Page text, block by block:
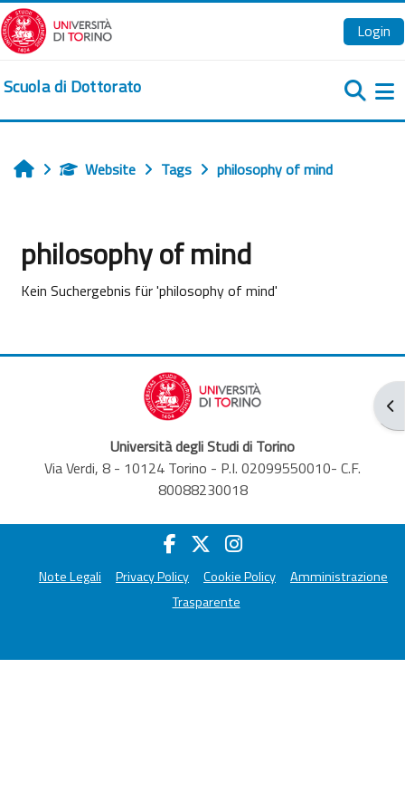
Zum Hauptinhalt
Login
Scuola di Dottorato
Startseite
Website Tags philosophy of mind
philosophy of mind
Kein Suchergebnis für 'philosophy of mind'
Università degli Studi di Torino
Via Verdi, 8 - 10124 Torino - P.I. 02099550010- C.F.
80088230018
Note Legali Privacy Policy Cookie Policy
Amministrazione
Trasparente